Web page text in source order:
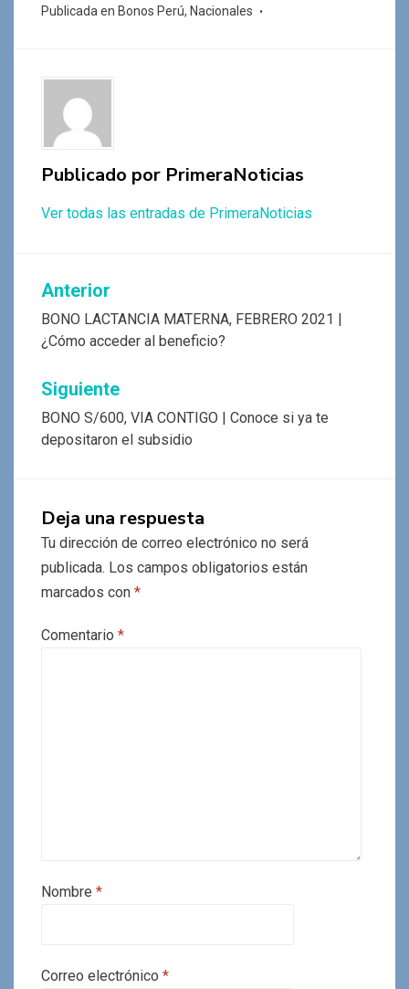
o
k
p
Publicada en Bonos Perú, Nacionales
Publicado por PrimeraNoticias
Ver todas las entradas de PrimeraNoticias
Navegación
de
entradas
Anterior
BONO LACTANCIA MATERNA, FEBRERO 2021 |
¿Cómo acceder al beneficio?
Siguiente
BONO S/600, VIA CONTIGO | Conoce si ya te
depositaron el subsidio
Deja una respuesta
Tu dirección de correo electrónico no será
publicada. Los campos obligatorios están
marcados con *
Comentario *
Nombre *
Correo electrónico *